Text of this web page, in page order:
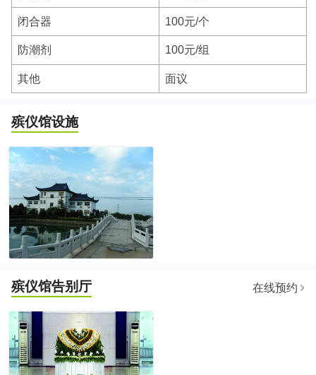
闭合器 100元/个
防潮剂 100元/组
其他 面议
殡仪馆设施
殡仪馆告别厅 在线预约